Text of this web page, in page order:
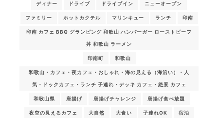
ディナー ドライブ ドライブイン ニューオープン
ファミリー ホットカクテル マリンキュー ランチ 印南
印南 カフェ BBQ グランピング 和歌山 ハンバーガー ローストビーフ
丼 和歌山 ラーメン
印南町 和歌山
和歌山・カフェ・夜カフェ・おしゃれ・海の見える（海沿い）・人
気・ドックカフェ・ランチ 子連れ・デッキ カフェ・絶景 カフェ
和歌山県 唐揚げ 唐揚げチャレンジ 唐揚げ食べ放題
夜空の見えるカフェ 大自然 大食い 子連れOK 宿泊